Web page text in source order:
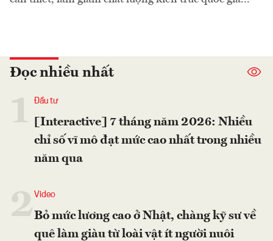
Đọc nhiều nhất
Đầu tư
[Interactive] 7 tháng năm 2026: Nhiều
chỉ số vĩ mô đạt mức cao nhất trong nhiều
năm qua
2Video
Bỏ mức lương cao ở Nhật, chàng kỹ sư về
quê làm giàu từ loài vật ít người nuôi